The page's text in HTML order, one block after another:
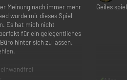
Race und komme unter 28
Stürze dich ins Getümmel von Demolition
als letztes übrig zu sein. Mach
Meinung nach immer mehr
wurde mir dieses Spiel
Es hat mich nicht
für ein gelegentliches
hinter sich zu lassen.
Geiles spiel